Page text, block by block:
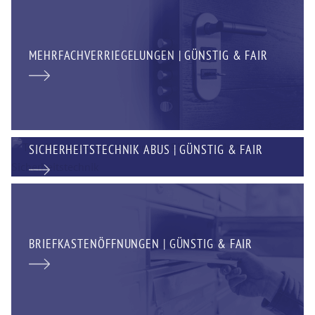
MEHRFACHVERRIEGELUNGEN | GÜNSTIG & FAIR
SICHERHEITSTECHNIK ABUS | GÜNSTIG & FAIR
BRIEFKASTENÖFFNUNGEN | GÜNSTIG & FAIR